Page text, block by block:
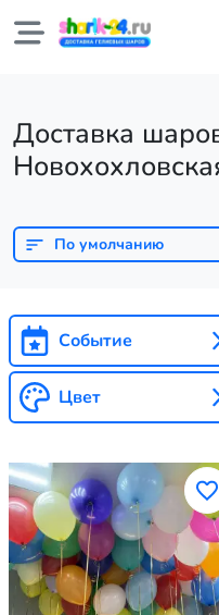
Доставка
По умолчанию
Событие
Цвет